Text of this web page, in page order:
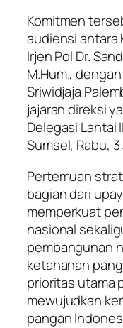
Komitmen
audiensi antara
Irjen Pol Dr.
M.Hum.,
Sriwidjaja
jajaran direksi
Delegasi Lantai
Sumsel, Rabu,
Pertemuan
bagian dari
memperkuat
nasional
pembangunan
ketahanan
prioritas utama
mewujudkan
pangan